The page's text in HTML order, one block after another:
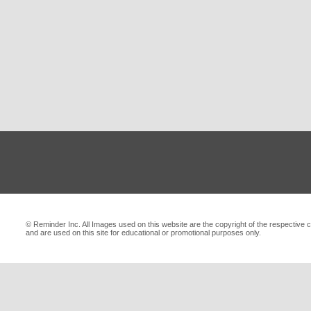
© Reminder Inc. All Images used on this website are the copyright of the respective
and are used on this site for educational or promotional purposes only.